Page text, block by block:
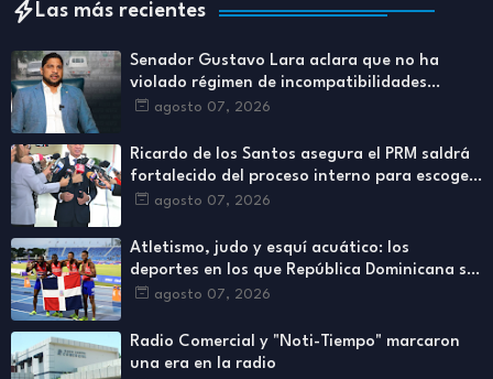
Las más recientes
Senador Gustavo Lara aclara que no ha
violado régimen de incompatibilidades
establecidos en Ley de Contrataciones
agosto 07, 2026
Ricardo de los Santos asegura el PRM saldrá
fortalecido del proceso interno para escoger
nuevas autoridades
agosto 07, 2026
Atletismo, judo y esquí acuático: los
deportes en los que República Dominicana se
ha destacado más
agosto 07, 2026
Radio Comercial y "Noti-Tiempo" marcaron
una era en la radio